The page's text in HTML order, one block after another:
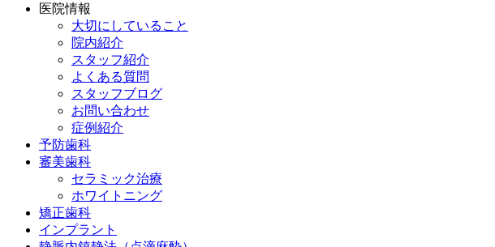
医院情報
大切にしていること
院内紹介
スタッフ紹介
よくある質問
スタッフブログ
お問い合わせ
症例紹介
予防歯科
審美歯科
セラミック治療
ホワイトニング
矯正歯科
インプラント